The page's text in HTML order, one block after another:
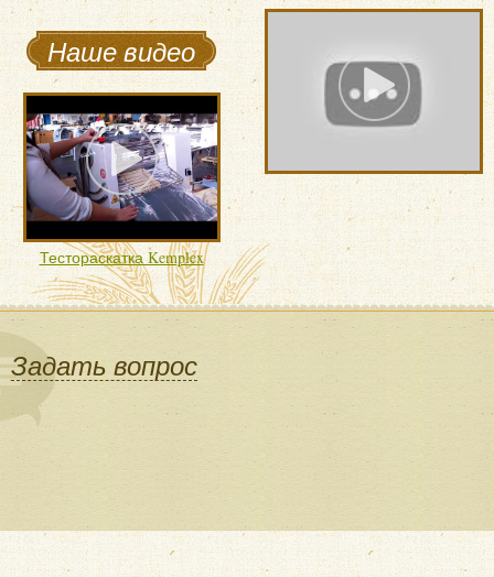
Наше видео
Тестораскатка Kemplex
Задать вопрос